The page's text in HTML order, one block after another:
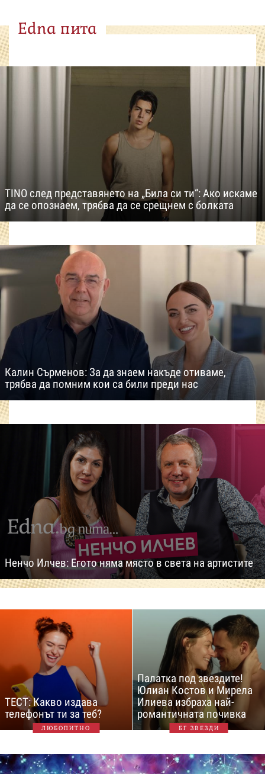
Edna пита
TINO след представянето на „Била си ти“: Ако искаме
да се опознаем, трябва да се срещнем с болката
Калин Сърменов: За да знаем накъде отиваме,
трябва да помним кои са били преди нас
Ненчо Илчев: Егото няма място в света на артистите
ТЕСТ: Какво издава
телефонът ти за теб?
ЛЮБОПИТНО
Палатка под звездите!
Юлиан Костов и Мирела
Илиева избраха най-
романтичната почивка
БГ ЗВЕЗДИ